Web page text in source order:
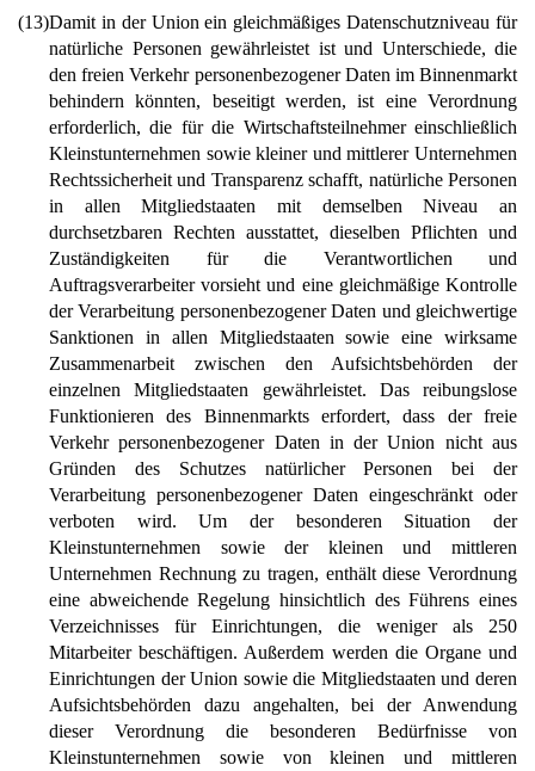
(13)Damit in der Union ein gleichmäßiges Datenschutzniveau für
natürliche Personen gewährleistet ist und Unterschiede, die
den freien Verkehr personenbezogener Daten im Binnenmarkt
behindern könnten, beseitigt werden, ist eine Verordnung
erforderlich, die für die Wirtschaftsteilnehmer einschließlich
Kleinstunternehmen sowie kleiner und mittlerer Unternehmen
Rechtssicherheit und Transparenz schafft, natürliche Personen
in allen Mitgliedstaaten mit demselben Niveau an
durchsetzbaren Rechten ausstattet, dieselben Pflichten und
Zuständigkeiten für die Verantwortlichen und
Auftragsverarbeiter vorsieht und eine gleichmäßige Kontrolle
der Verarbeitung personenbezogener Daten und gleichwertige
Sanktionen in allen Mitgliedstaaten sowie eine wirksame
Zusammenarbeit zwischen den Aufsichtsbehörden der
einzelnen Mitgliedstaaten gewährleistet. Das reibungslose
Funktionieren des Binnenmarkts erfordert, dass der freie
Verkehr personenbezogener Daten in der Union nicht aus
Gründen des Schutzes natürlicher Personen bei der
Verarbeitung personenbezogener Daten eingeschränkt oder
verboten wird. Um der besonderen Situation der
Kleinstunternehmen sowie der kleinen und mittleren
Unternehmen Rechnung zu tragen, enthält diese Verordnung
eine abweichende Regelung hinsichtlich des Führens eines
Verzeichnisses für Einrichtungen, die weniger als 250
Mitarbeiter beschäftigen. Außerdem werden die Organe und
Einrichtungen der Union sowie die Mitgliedstaaten und deren
Aufsichtsbehörden dazu angehalten, bei der Anwendung
dieser Verordnung die besonderen Bedürfnisse von
Kleinstunternehmen sowie von kleinen und mittleren